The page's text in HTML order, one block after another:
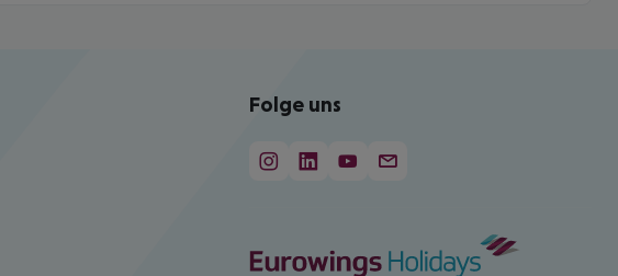
Folge uns